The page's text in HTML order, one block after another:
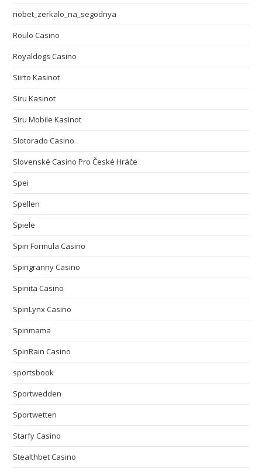
riobet_zerkalo_na_segodnya
Roulo Casino
Royaldogs Casino
Siirto Kasinot
Siru Kasinot
Siru Mobile Kasinot
Slotorado Casino
Slovenské Casino Pro České Hráče
Spei
Spellen
Spiele
Spin Formula Casino
Spingranny Casino
Spinita Casino
SpinLynx Casino
Spinmama
SpinRain Casino
sportsbook
Sportwedden
Sportwetten
Starfy Casino
Stealthbet Casino